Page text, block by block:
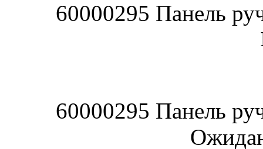
60000295 Панель
60000295 Панель